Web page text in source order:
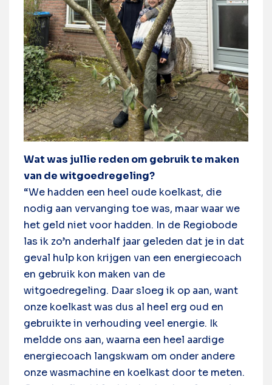
Wat was jullie reden om gebruik te maken
van de witgoedregeling?
“We hadden een heel oude koelkast, die
nodig aan vervanging toe was, maar waar we
het geld niet voor hadden. In de Regiobode
las ik zo’n anderhalf jaar geleden dat je in dat
geval hulp kon krijgen van een energiecoach
en gebruik kon maken van de
witgoedregeling. Daar sloeg ik op aan, want
onze koelkast was dus al heel erg oud en
gebruikte in verhouding veel energie. Ik
meldde ons aan, waarna een heel aardige
energiecoach langskwam om onder andere
onze wasmachine en koelkast door te meten.